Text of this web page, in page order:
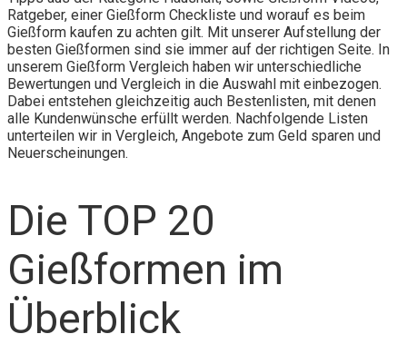
Ratgeber, einer Gießform Checkliste und worauf es beim
Gießform kaufen zu achten gilt. Mit unserer Aufstellung der
besten Gießformen sind sie immer auf der richtigen Seite. In
unserem Gießform Vergleich haben wir unterschiedliche
Bewertungen und Vergleich in die Auswahl mit einbezogen.
Dabei entstehen gleichzeitig auch Bestenlisten, mit denen
alle Kundenwünsche erfüllt werden. Nachfolgende Listen
unterteilen wir in Vergleich, Angebote zum Geld sparen und
Neuerscheinungen.
Die TOP 20
Gießformen im
Überblick